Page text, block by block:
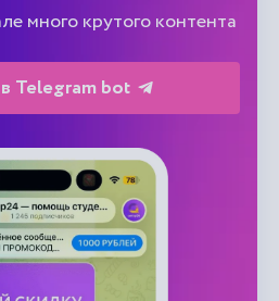
много крутого контента
Telegram bot